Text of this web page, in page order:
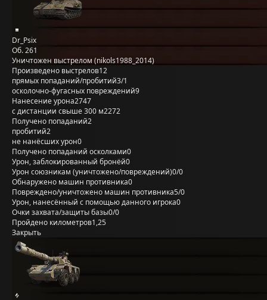
Dr_Psix
Об. 261
Уничтожен выстрелом (nikols1988_2014)
Произведено выстрелов12
прямых попаданий/пробитий3/1
осколочно-фугасных повреждений9
Нанесение урона2747
с дистанции свыше 300 м2272
Получено попаданий2
пробитий2
не нанёсших урон0
Получено попаданий осколками0
Урон, заблокированный бронёй0
Урон союзникам (уничтожено/повреждений)0/0
Обнаружено машин противника0
Повреждено/уничтожено машин противника5/0
Урон, нанесённый с помощью данного игрока0
Очки захвата/защиты базы0/0
Пройдено километров1,25
Закрыть